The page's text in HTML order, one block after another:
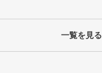
一覧を見る